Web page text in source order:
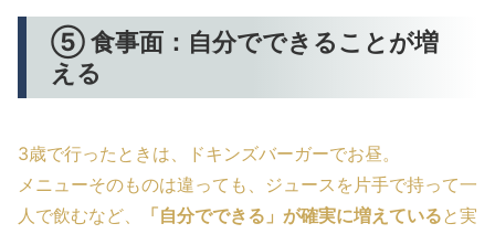
⑤ 食事面：自分でできることが増
える
3歳で行ったときは、ドキンズバーガーでお昼。
メニューそのものは違っても、ジュースを片手で持って一
人で飲むなど、
「自分でできる」が確実に増えている と実